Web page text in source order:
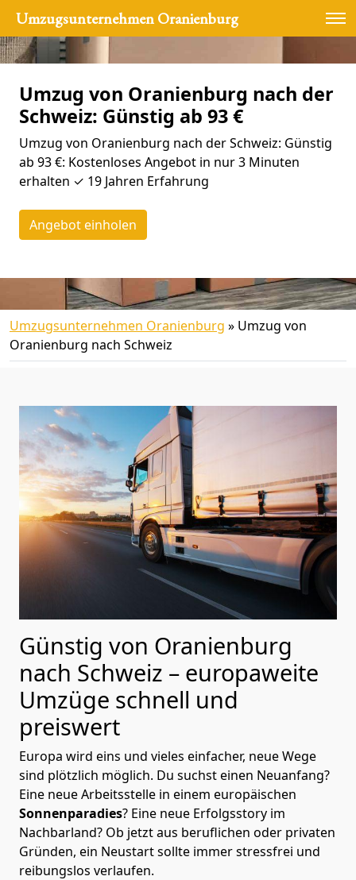
Umzugsunternehmen Oranienburg
Umzug von Oranienburg nach der
Schweiz: Günstig ab 93 €
Umzug von Oranienburg nach der Schweiz: Günstig
ab 93 €: Kostenloses Angebot in nur 3 Minuten
erhalten ✓ 19 Jahren Erfahrung
Angebot einholen
Umzugsunternehmen Oranienburg » Umzug von
Oranienburg nach Schweiz
Günstig von Oranienburg
nach Schweiz – europaweite
Umzüge schnell und
preiswert
Europa wird eins und vieles einfacher, neue Wege
sind plötzlich möglich. Du suchst einen Neuanfang?
Eine neue Arbeitsstelle in einem europäischen
Sonnenparadies? Eine neue Erfolgsstory im
Nachbarland? Ob jetzt aus beruflichen oder privaten
Gründen, ein Neustart sollte immer stressfrei und
reibungslos verlaufen.